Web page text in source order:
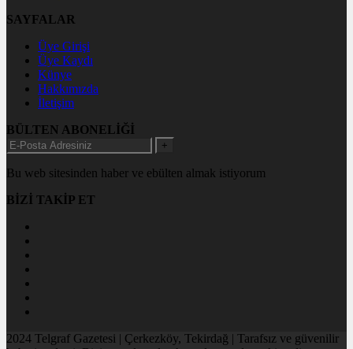
SAYFALAR
Üye Girişi
Üye Kaydı
Künye
Hakkımızda
İletişim
BÜLTEN ABONELİĞİ
+
Bu web sitesinden haber ve ebülten almak istiyorum
BİZİ TAKİP ET
2024 Telgraf Gazetesi | Çerkezköy, Tekirdağ | Tarafsız ve güvenilir